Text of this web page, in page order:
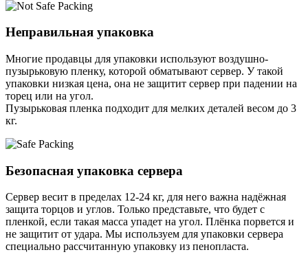
Неправильная упаковка
Многие продавцы для упаковки используют воздушно-
пузырьковую пленку, которой обматывают сервер. У такой
упаковки низкая цена, она не защитит сервер при падении на
торец или на угол.
Пузырьковая пленка подходит для мелких деталей весом до 3
кг.
Безопасная упаковка сервера
Сервер весит в пределах 12-24 кг, для него важна надёжная
защита торцов и углов. Только представьте, что будет с
пленкой, если такая масса упадет на угол. Плёнка порвется и
не защитит от удара. Мы используем для упаковки сервера
специально расcчитанную упаковку из пенопласта.